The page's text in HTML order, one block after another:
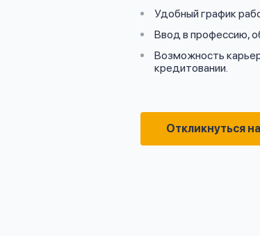
Удобный график
Ввод в профессию,
Возможность
кредитовании.
Откликнуться